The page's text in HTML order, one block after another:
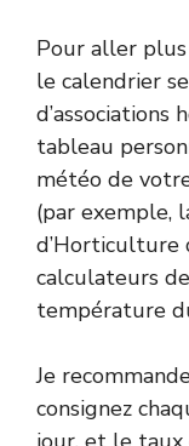
Pour aller
le calendrier
d’associations
tableau
météo de
(par exemple,
d’Horticulture
calculateurs
température
Je
consignez